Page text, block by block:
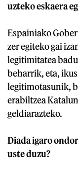
uzteko eskaera
Espainiako
zer egiteko gai
legitimitatea
beharrik, eta,
legitimotasunik,
erabiltzea
geldiarazteko.
Diada igaro
uste duzu?